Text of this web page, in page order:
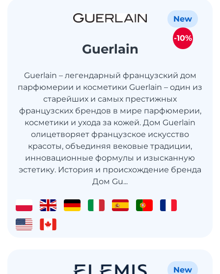
Guerlain
Guerlain – легендарный французский дом
парфюмерии и косметики Guerlain – один из
старейших и самых престижных
французских брендов в мире парфюмерии,
косметики и ухода за кожей. Дом Guerlain
олицетворяет французское искусство
красоты, объединяя вековые традиции,
инновационные формулы и изысканную
эстетику. История и происхождение бренда
Дом Gu...
New
-10%
New